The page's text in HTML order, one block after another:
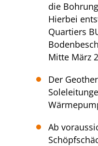
die
Hierbei
Quartiers
Mitte März
Der
Ab